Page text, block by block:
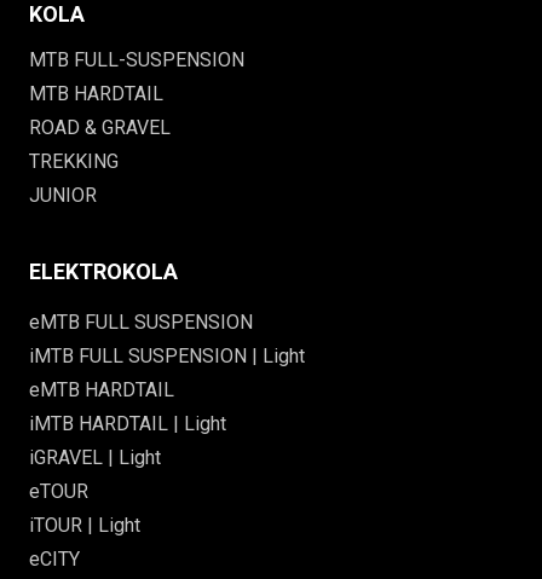
KOLA
MTB FULL-SUSPENSION
MTB HARDTAIL
ROAD & GRAVEL
TREKKING
JUNIOR
ELEKTROKOLA
eMTB FULL SUSPENSION
iMTB FULL SUSPENSION | Light
eMTB HARDTAIL
iMTB HARDTAIL | Light
iGRAVEL | Light
eTOUR
iTOUR | Light
eCITY